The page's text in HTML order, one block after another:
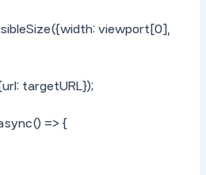
viewport[0],
targetURL});
=> {